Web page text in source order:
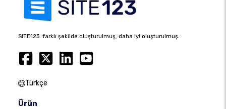
SITE123: farklı şekilde oluşturulmuş, daha iyi oluşturulmuş.
Türkçe
Ürün